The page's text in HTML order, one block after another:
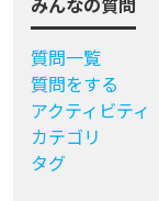
質問一覧
質問をする
アクティビティ
カテゴリ
タグ